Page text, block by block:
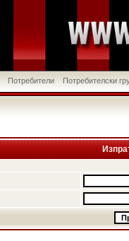
Потребители Потребителски